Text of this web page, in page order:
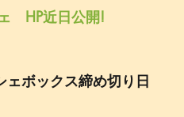
　HP近日公開!
ボックス締め切り日